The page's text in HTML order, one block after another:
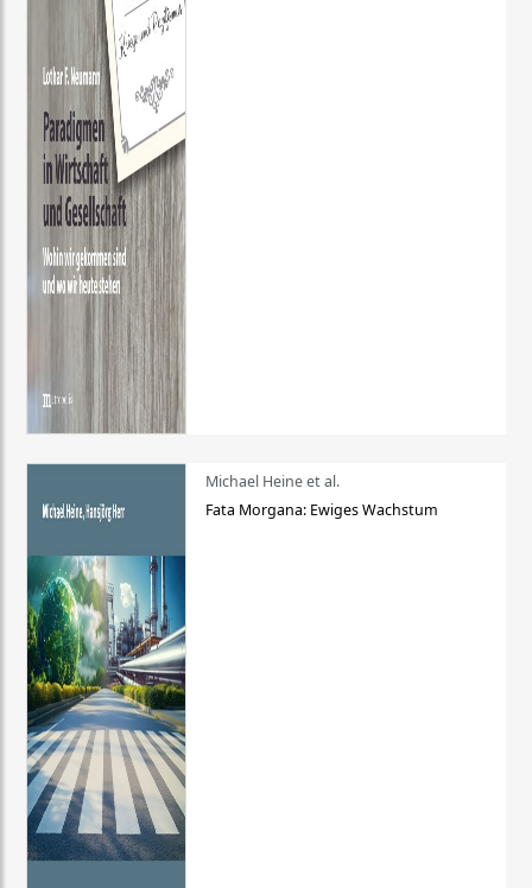
Michael Heine et al.
Fata Morgana: Ewiges Wachstum